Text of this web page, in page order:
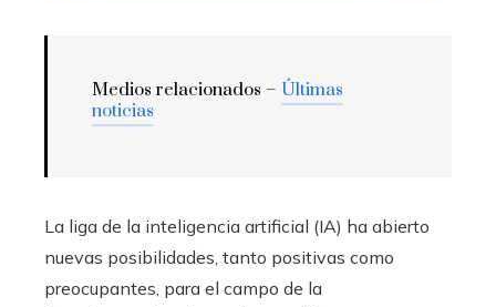
Medios relacionados – Últimas
noticias
La liga de la inteligencia artificial (IA) ha abierto
nuevas posibilidades, tanto positivas como
preocupantes, para el campo de la